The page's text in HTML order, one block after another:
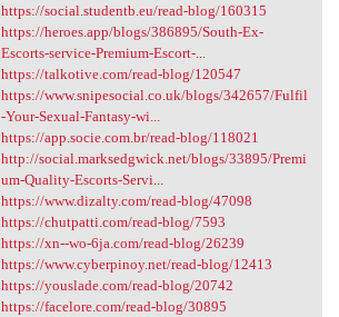
https://social.studentb.eu/read-blog/160315
https://heroes.app/blogs/386895/South-Ex-
Escorts-service-Premium-Escort-...
https://talkotive.com/read-blog/120547
https://www.snipesocial.co.uk/blogs/342657/Fulfil
-Your-Sexual-Fantasy-wi...
https://app.socie.com.br/read-blog/118021
http://social.marksedgwick.net/blogs/33895/Premi
um-Quality-Escorts-Servi...
https://www.dizalty.com/read-blog/47098
https://chutpatti.com/read-blog/7593
https://xn--wo-6ja.com/read-blog/26239
https://www.cyberpinoy.net/read-blog/12413
https://youslade.com/read-blog/20742
https://facelore.com/read-blog/30895